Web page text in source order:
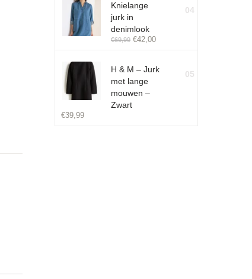
Knielange
jurk in
denimlook
€69,99 €42,00
04
H & M – Jurk
met lange
mouwen –
Zwart
€39,99
05